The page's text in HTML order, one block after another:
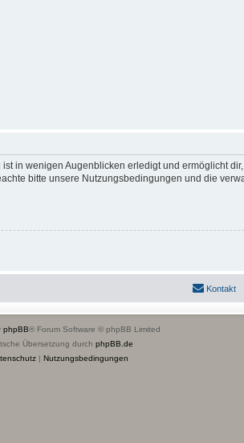
in wenigen Augenblicken erledigt und ermöglicht
bitte unsere Nutzungsbedingungen und die
Kontakt
phpBB® Forum Software © phpBB Limited
Übersetzung durch phpBB.de
| Nutzungsbedingungen